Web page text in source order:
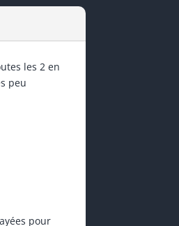
les 2 en
peu
pour